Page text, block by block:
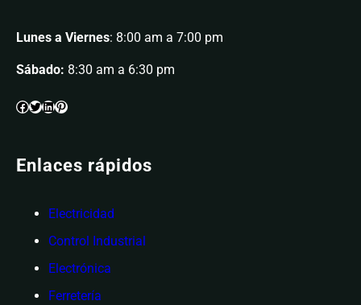
Lunes a Viernes: 8:00 am a 7:00 pm
Sábado: 8:30 am a 6:30 pm
Enlaces rápidos
Electricidad
Control Industrial
Electrónica
Ferretería